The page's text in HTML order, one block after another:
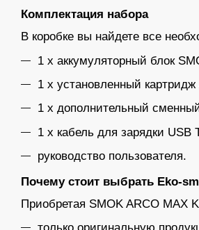
Комплектация набора
В коробке вы найдете все
1 х аккумуляторный блок
1 х установленный
1 х дополнительный
1 х кабель для зарядки USB
руководство пользователя.
Почему стоит выбрать Eko-
Приобретая SMOK ARCO MAX